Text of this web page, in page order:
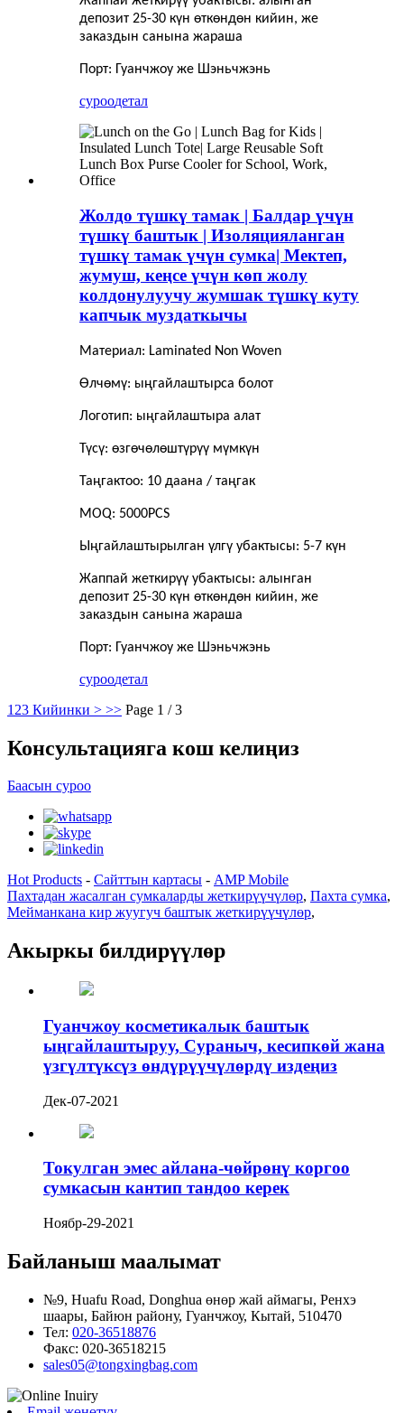
депозит 25-30 күн өткөндөн кийин, же
заказдын санына жараша
Порт: Гуанчжоу же Шэньчжэнь
суроодетал
Жолдо түшкү тамак | Балдар үчүн
түшкү баштык | Изоляцияланган
түшкү тамак үчүн сумка| Мектеп,
жумуш, кеңсе үчүн көп жолу
колдонулуучу жумшак түшкү куту
капчык муздаткычы
Материал: Laminated Non Woven
Өлчөмү: ыңгайлаштырса болот
Логотип: ыңгайлаштыра алат
Түсү: өзгөчөлөштүрүү мүмкүн
Таңгактоо: 10 даана / таңгак
MOQ: 5000PCS
Ыңгайлаштырылган үлгү убактысы: 5-7 күн
Жаппай жеткирүү убактысы: алынган
депозит 25-30 күн өткөндөн кийин, же
заказдын санына жараша
Порт: Гуанчжоу же Шэньчжэнь
суроодетал
1 23 Кийинки > >> Page 1 / 3
Консультацияга кош келиңиз
Баасын суроо
Hot Products - Сайттын картасы - AMP Mobile
Пахтадан жасалган сумкаларды жеткирүүчүлөр, Пахта сумка,
Мейманкана кир жуугуч баштык жеткирүүчүлөр,
Акыркы билдирүүлөр
Гуанчжоу косметикалык баштык
ыңгайлаштыруу, Сураныч, кесипкөй жана
үзгүлтүксүз өндүрүүчүлөрдү издеңиз
Дек-07-2021
Токулган эмес айлана-чөйрөнү коргоо
сумкасын кантип тандоо керек
Ноябр-29-2021
Байланыш маалымат
№9, Huafu Road, Donghua өнөр жай аймагы, Ренхэ
шаары, Байюн району, Гуанчжоу, Кытай, 510470
Тел: 020-36518876
Факс: 020-36518215
sales05@tongxingbag.com